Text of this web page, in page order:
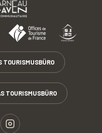
TOURISMUSBÜRO
TOURISMUSBÜRO